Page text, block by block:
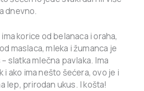
dnevno.
korice od belanaca i oraha,
maslaca, mleka i žumanca je
slatka mlečna pavlaka. Ima
i ako ima nešto šećera, ovo je i
lep, prirodan ukus. I košta!